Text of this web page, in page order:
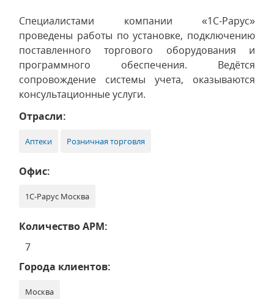
Специалистами компании «1С-Рарус»
проведены работы по установке, подключению
поставленного торгового оборудования и
программного обеспечения. Ведётся
сопровождение системы учета, оказываются
консультационные услуги.
Отрасли:
Аптеки Розничная торговля
Офис:
1С-Рарус Москва
Количество АРМ:
7
Города клиентов:
Москва